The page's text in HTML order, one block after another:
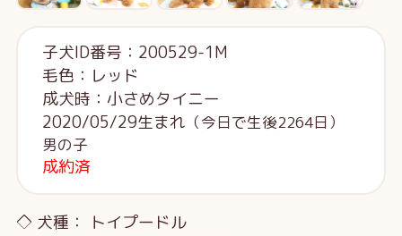
子犬ID番号：200529-1M
毛色：レッド
成犬時：小さめタイニー
2020/05/29生まれ （今日で生後2264日）
男の子
成約済
◇ 犬種： トイプードル